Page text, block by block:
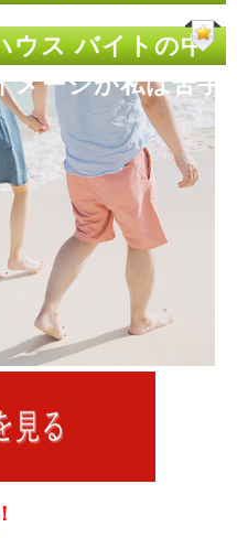
ウス バイトの中
メージが私は苦手